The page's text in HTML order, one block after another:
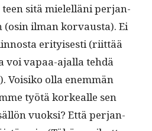
teen sitä mielel­läni per­jan­
(osin ilman kor­vaus­ta). Ei
eri­tyis­es­ti (riit­tää
voi vapaa-ajal­la tehdä
Voisiko olla enem­män
työtä korkealle sen
vuok­si? Että per­jan­